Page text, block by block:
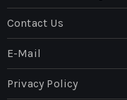
Contact Us
E-Mail
Privacy Policy